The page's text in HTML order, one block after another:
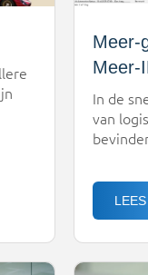
Meer-
Meer-
In de
van
dat in